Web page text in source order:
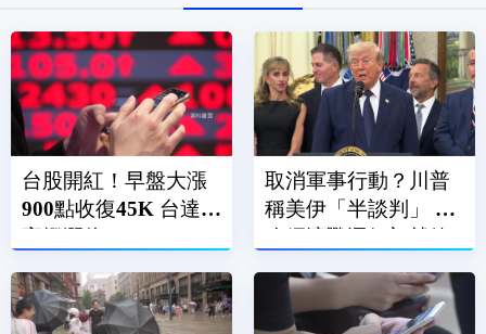
台股開紅！早盤大漲
900點收復45K 台達電
亮燈漲停
取消軍事行動？川普
稱美伊「半談判」 擬
改經濟戰逼伊朗就範